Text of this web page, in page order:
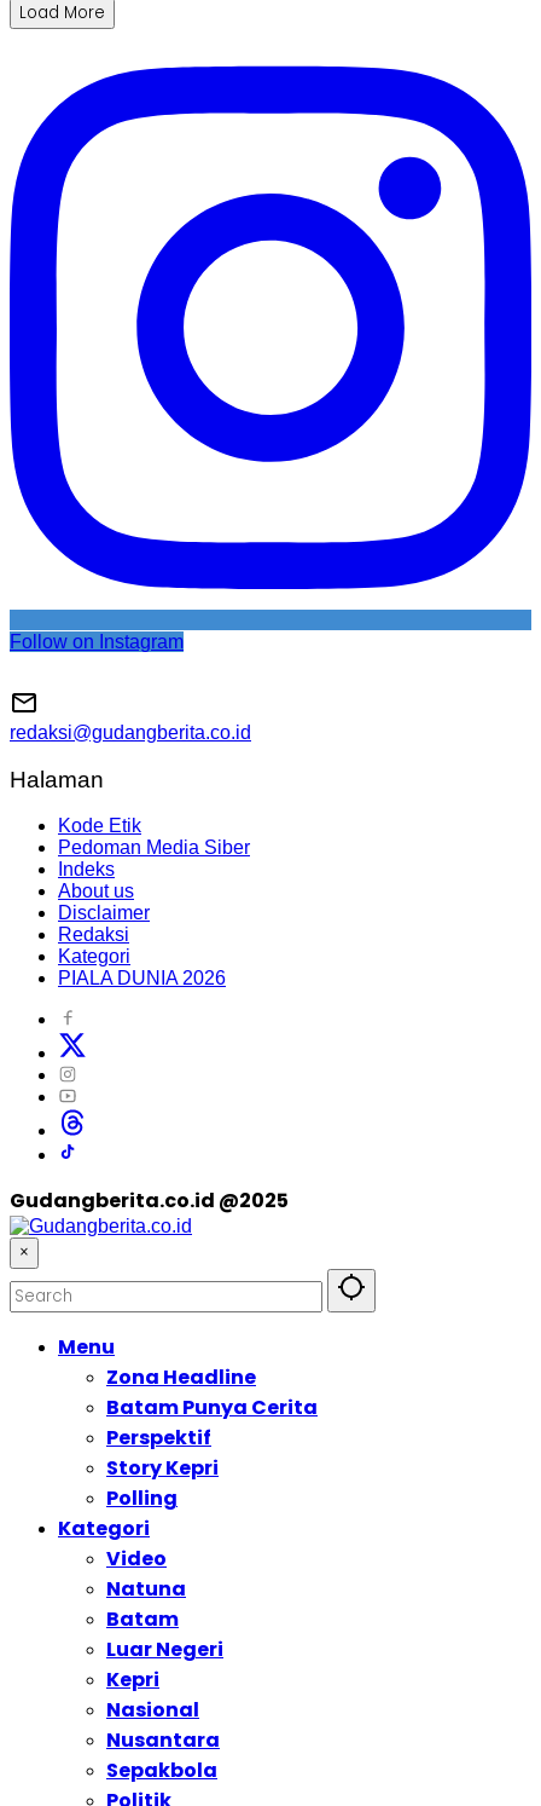
Load More
Follow on Instagram
redaksi@gudangberita.co.id
Halaman
Kode Etik
Pedoman Media Siber
Indeks
About us
Disclaimer
Redaksi
Kategori
PIALA DUNIA 2026
Gudangberita.co.id @2025
×
Menu
Zona Headline
Batam Punya Cerita
Perspektif
Story Kepri
Polling
Kategori
Video
Natuna
Batam
Luar Negeri
Kepri
Nasional
Nusantara
Sepakbola